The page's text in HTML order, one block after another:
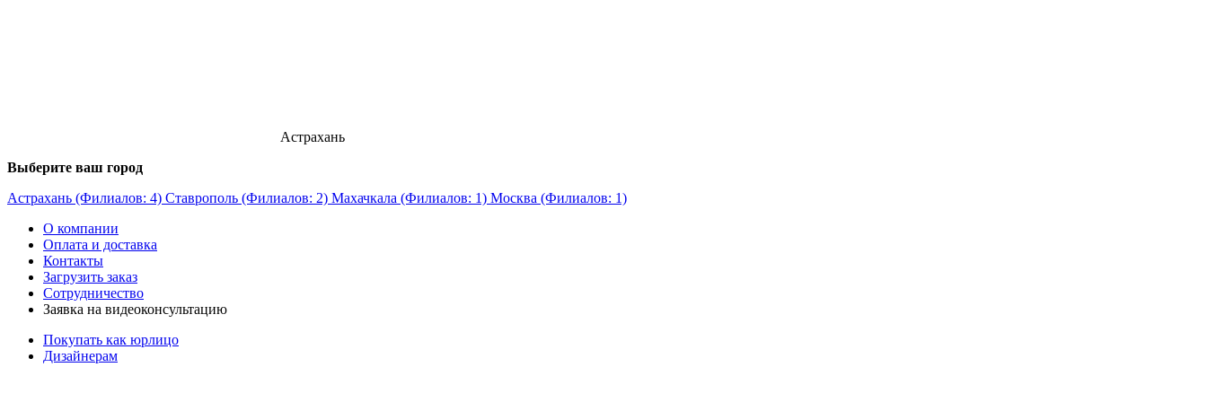
Астрахань
Выберите ваш город
Астрахань (Филиалов: 4) Ставрополь (Филиалов: 2) Махачкала (Филиалов: 1) Москва (Филиалов: 1)
О компании
Оплата и доставка
Контакты
Загрузить заказ
Сотрудничество
Заявка на видеоконсультацию
Покупать как юрлицо
Дизайнерам